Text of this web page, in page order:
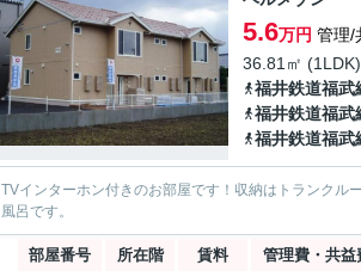
5.6万円 管理/
36.81㎡
福井鉄道福武
福井鉄道福武
福井鉄道福武
TVインターホン付きのお部屋です！収納はトランクル
風呂です。
部屋番号 所在階 賃料 管理費・共益